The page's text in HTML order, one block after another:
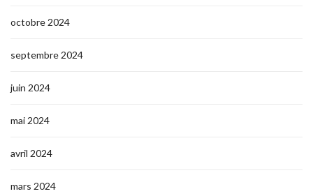
octobre 2024
septembre 2024
juin 2024
mai 2024
avril 2024
mars 2024